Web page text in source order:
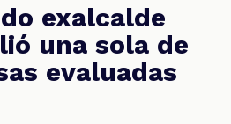
exalcalde
una sola de
evaluadas